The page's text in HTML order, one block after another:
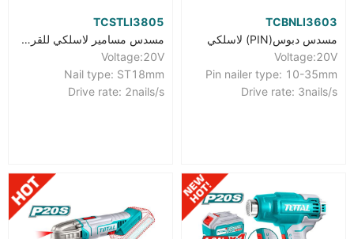
TCBNLI3603
مسدس دبوس(PIN) لاسلكي
Voltage:20V
Pin nailer type: 10-35mm
Drive rate: 3nails/s
TCSTLI3805
مسدس مسامير لاسلكي للقرميد
Voltage:20V
Nail type: ST18mm
Drive rate: 2nails/s